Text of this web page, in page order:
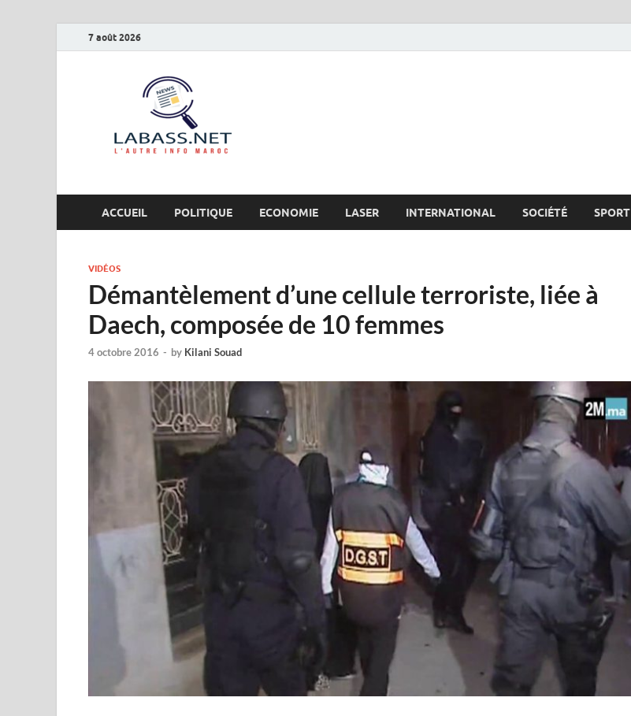
7 août 2026
ACCUEIL POLITIQUE ECONOMIE LASER INTERNATIONAL SOCIÉTÉ SPORT
VIDÉOS
Démantèlement d’une cellule terroriste, liée à
Daech, composée de 10 femmes
4 octobre 2016 - by Kilani Souad